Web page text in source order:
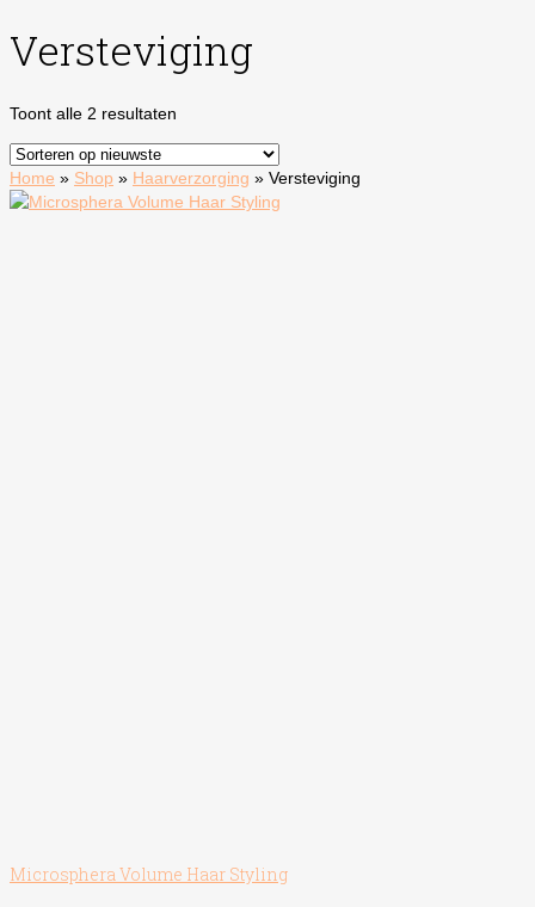
Versteviging
Toont alle 2 resultaten
Home » Shop » Haarverzorging » Versteviging
Microsphera Volume Haar Styling